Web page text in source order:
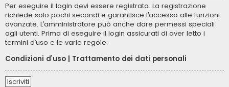
Per eseguire il login devi essere registrato. La registrazione
richiede solo pochi secondi e garantisce l’accesso alle funzioni
avanzate. L’amministratore può anche dare permessi speciali
agli utenti. Prima di eseguire il login assicurati di aver letto i
termini d’uso e le varie regole.
Condizioni d’uso | Trattamento dei dati personali
Iscriviti